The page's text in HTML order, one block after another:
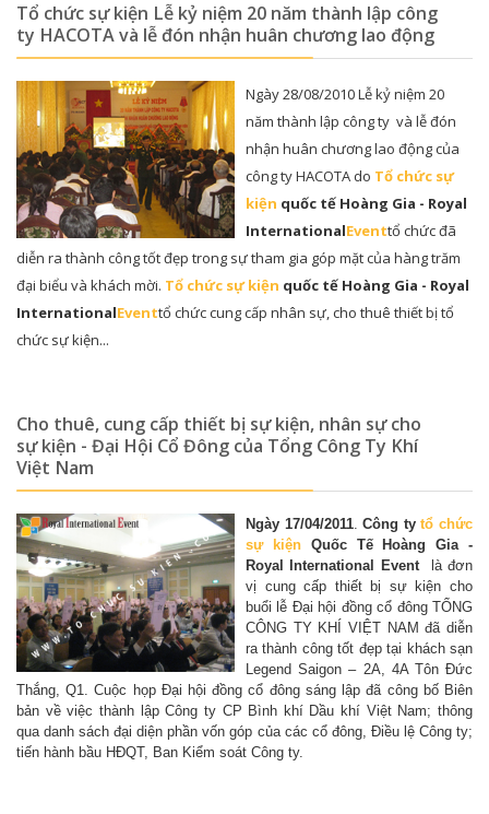
Tổ chức sự kiện Lễ kỷ niệm 20 năm thành lập công
ty HACOTA và lễ đón nhận huân chương lao động
Ngày 28/08/2010 Lễ kỷ niệm 20
năm thành lập công ty và lễ đón
nhận huân chương lao động của
công ty HACOTA do Tổ chức sự
kiện quốc tế Hoàng Gia - Royal
InternationalEventtổ chức đã
diễn ra thành công tốt đẹp trong sự tham gia góp mặt của hàng trăm
đại biểu và khách mời. Tổ chức sự kiện quốc tế Hoàng Gia - Royal
InternationalEventtổ chức cung cấp nhân sự, cho thuê thiết bị tổ
chức sự kiện...
Cho thuê, cung cấp thiết bị sự kiện, nhân sự cho
sự kiện - Đại Hội Cổ Đông của Tổng Công Ty Khí
Việt Nam
Ngày 17/04/2011.Công tytổ chức
sự kiện
Quốc Tế Hoàng Gia -
Royal International Eventlà đơn
vị cung cấp thiết bị sự kiện cho
buổi lễ Đại hội đồng cổ đông TỔNG
CÔNG TY KHÍ VIỆT NAM đã diễn
ra thành công tốt đẹp tại khách sạn
Legend Saigon – 2A, 4A Tôn Đức
Thắng, Q1. Cuộc họp Đại hội đồng cổ đông sáng lập đã công bố Biên
bản về việc thành lập Công ty CP Bình khí Dầu khí Việt Nam; thông
qua danh sách đại diện phần vốn góp của các cổ đông, Điều lệ Công ty;
tiến hành bầu HĐQT, Ban Kiểm soát Công ty.